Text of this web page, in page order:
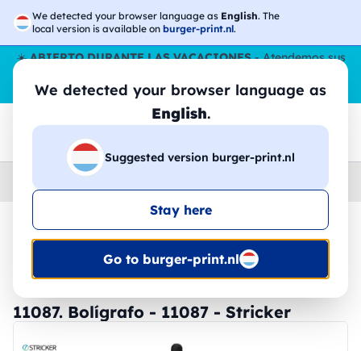
We detected your browser language as English. The
local version is available on burger-print.nl.
We detected your browser language as
English.
Suggested version burger-print.nl
Stay here
Go to burger-print.nl
☀️ABIERTO DURANTE LAS VACACIONES- Atendemos sus
pedidos durante todo el verano, incluso en agosto.
Sin parar
😎🌴
Home
🔥 -30% de impresión DTF
11087. Bolígrafo - 11087 - Stricker